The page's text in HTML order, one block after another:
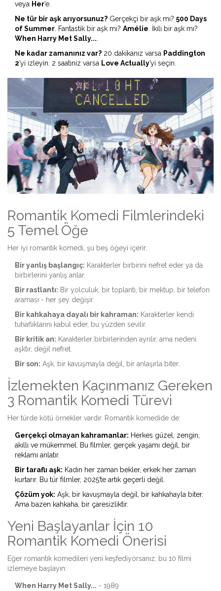
veya Her’e.
Ne tür bir aşk arıyorsunuz? Gerçekçi bir aşk mı? 500 Days
of Summer. Fantastik bir aşk mı? Amélie. İkili bir aşk mı?
When Harry Met Sally....
Ne kadar zamanınız var? 20 dakikanız varsa Paddington
2’yi izleyin. 2 saatiniz varsa Love Actually’yi seçin.
Romantik Komedi Filmlerindeki
5 Temel Öğe
Her iyi romantik komedi, şu beş öğeyi içerir:
Bir yanlış başlangıç: Karakterler birbirini nefret eder ya da
birbirlerini yanlış anlar.
Bir rastlantı: Bir yolculuk, bir toplantı, bir mektup, bir telefon
araması - her şey değişir.
Bir kahkahaya dayalı bir kahraman: Karakterler kendi
tuhaflıklarını kabul eder, bu yüzden sevilir.
Bir kritik an: Karakterler birbirlerinden ayrılır, ama nedeni
aşktır, değil nefret.
Bir son: Aşk, bir kavuşmayla değil, bir anlaşırla biter.
İzlemekten Kaçınmanız Gereken
3 Romantik Komedi Türevi
Her türde kötü örnekler vardır. Romantik komedide de:
Gerçekçi olmayan kahramanlar: Herkes güzel, zengin,
akıllı ve mükemmel. Bu filmler, gerçek yaşamı değil, bir
reklamı anlatır.
Bir taraflı aşk: Kadın her zaman bekler, erkek her zaman
kurtarır. Bu tür filmler, 2025’te artık geçerli değil.
Çözüm yok: Aşk, bir kavuşmayla değil, bir kahkahayla biter.
Ama bazen kahkaha, bir çaresizliktir.
Yeni Başlayanlar İçin 10
Romantik Komedi Önerisi
Eğer romantik komedileri yeni keşfediyorsanız, bu 10 filmi
izlemeye başlayın:
When Harry Met Sally... - 1989